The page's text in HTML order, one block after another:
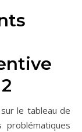
le tableau de